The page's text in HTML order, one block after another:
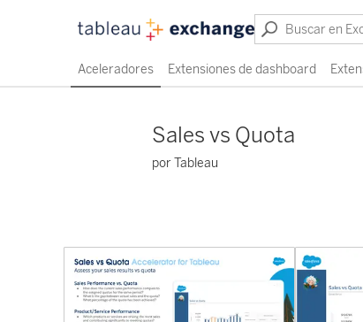
Aceleradores Extensiones de dashboard
Sales vs Quota
por Tableau